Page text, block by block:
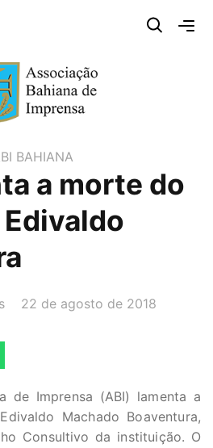
BAHIANA
a morte do
DATA:
22 de agosto de 2018
de Imprensa (ABI) lamenta a
Machado Boaventura,
Consultivo da instituição. O